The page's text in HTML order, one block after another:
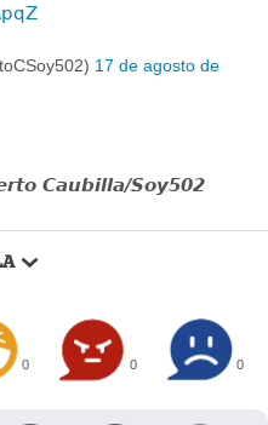
17 de agosto de
Caubilla/Soy502
0 0 0